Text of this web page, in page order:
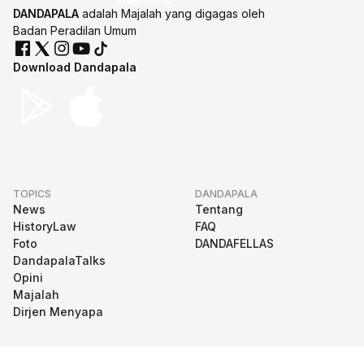
DANDAPALA adalah Majalah yang digagas oleh
Badan Peradilan Umum
Download Dandapala
TOPICS
News
HistoryLaw
Foto
DandapalaTalks
Opini
Majalah
Dirjen Menyapa
DANDAPALA
Tentang
FAQ
DANDAFELLAS